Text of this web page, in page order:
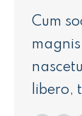
Cum
libero,